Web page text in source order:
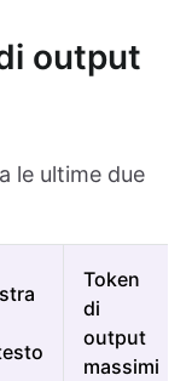
output
le ultime due
Token
di
output
massimi